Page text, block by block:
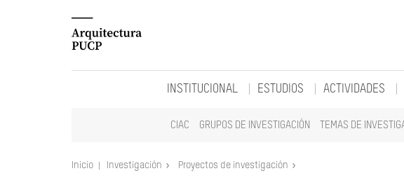
INSTITUCIONAL ESTUDIOS ACTIVIDADES
CIAC GRUPOS DE INVESTIGACIÓN TEMAS DE
Inicio Investigación Proyectos de investigación